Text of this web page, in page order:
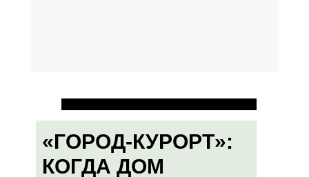
«ГОРОД-КУРОРТ»:
КОГДА ДОМ